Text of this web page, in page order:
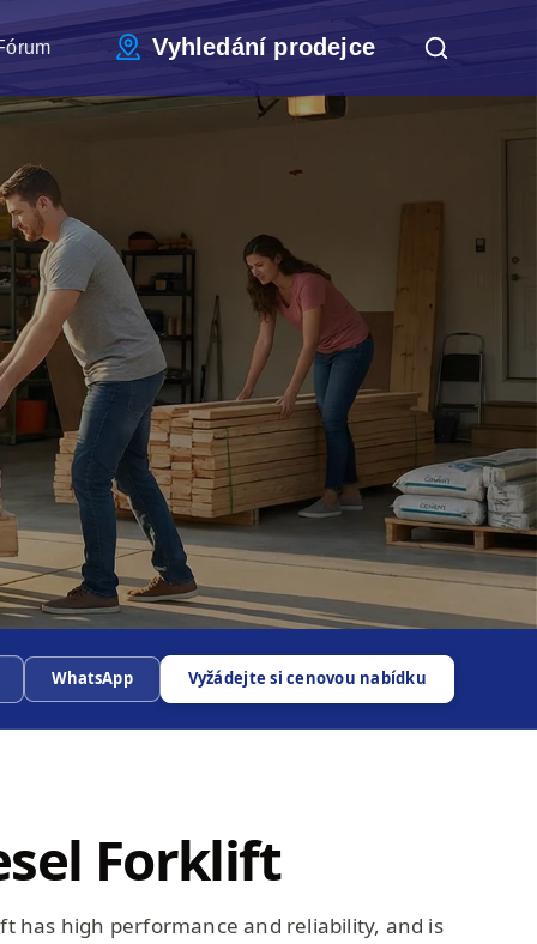
Vyhledání prodejce
WhatsApp Vyžádejte si cenovou nabídku
Forklift
has high performance and reliability, and is